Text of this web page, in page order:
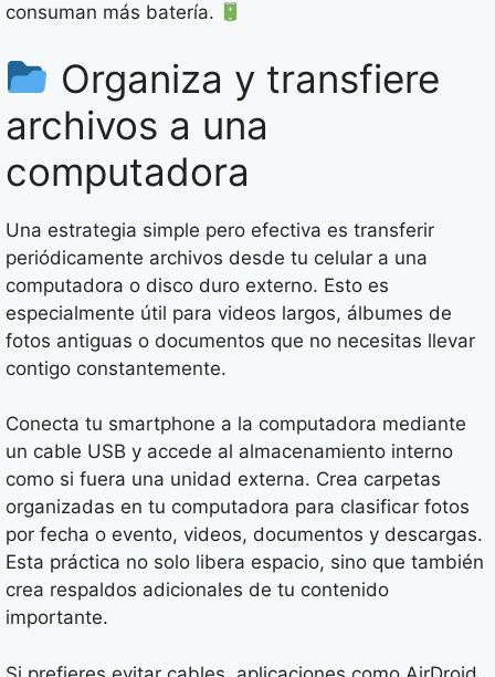
consuman más batería.
Organiza y transfiere
archivos a una
computadora
Una estrategia simple pero efectiva es transferir
periódicamente archivos desde tu celular a una
computadora o disco duro externo. Esto es
especialmente útil para videos largos, álbumes de
fotos antiguas o documentos que no necesitas llevar
contigo constantemente.
Conecta tu smartphone a la computadora mediante
un cable USB y accede al almacenamiento interno
como si fuera una unidad externa. Crea carpetas
organizadas en tu computadora para clasificar fotos
por fecha o evento, videos, documentos y descargas.
Esta práctica no solo libera espacio, sino que también
crea respaldos adicionales de tu contenido
importante.